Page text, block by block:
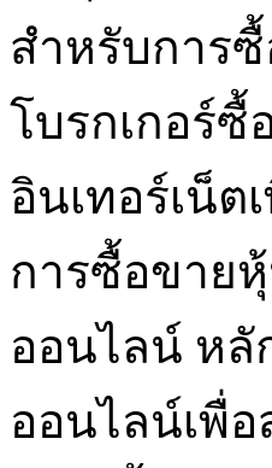
สำหรับการ
โบรกเกอร์
อินเทอร์เน็ต
การซื้อขาย
ออนไลน์ หลั
ออนไลน์เพื่